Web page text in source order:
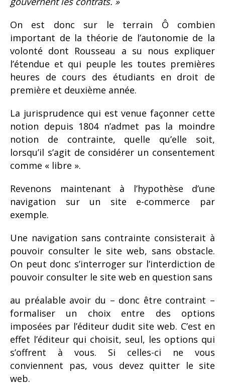
On est donc sur le terrain Ô combien
important de la théorie de l’autonomie de la
volonté dont Rousseau a su nous expliquer
l’étendue et qui peuple les toutes premières
heures de cours des étudiants en droit de
première et deuxième année.
La jurisprudence qui est venue façonner cette
notion depuis 1804 n’admet pas la moindre
notion de contrainte, quelle qu’elle soit,
lorsqu’il s’agit de considérer un consentement
comme « libre ».
Revenons maintenant à l’hypothèse d’une
navigation sur un site e-commerce par
exemple.
Une navigation sans contrainte consisterait à
pouvoir consulter le site web, sans obstacle.
On peut donc s’interroger sur l’interdiction de
pouvoir consulter le site web en question sans
au préalable avoir du – donc être contraint –
formaliser un choix entre des options
imposées par l’éditeur dudit site web. C’est en
effet l’éditeur qui choisit, seul, les options qui
s’offrent à vous. Si celles-ci ne vous
conviennent pas, vous devez quitter le site
web.